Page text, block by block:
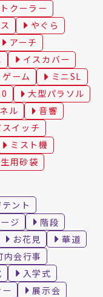
クーラー
やぐら
アーチ
イスカバー
ゲーム
ミニSL
大型パラソル
ル
音響
スイッチ
ミスト機
用砂袋
ント
ジ
階段
お花見
華道
内会行事
入学式
展示会